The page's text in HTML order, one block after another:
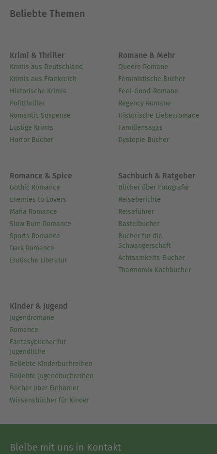
Beliebte Themen
Krimi & Thriller
Krimis aus Deutschland
Krimis aus Frankreich
Historische Krimis
Politthriller
Romantic Suspense
Lustige Krimis
Horror Bücher
Romane & Mehr
Queere Romane
Feministische Bücher
Feel-Good-Romane
Regency Romane
Historische Liebesromane
Familiensagas
Dystopie Bücher
Romance & Spice
Gothic Romance
Enemies to Lovers
Mafia Romance
Slow Burn Romance
Sports Romance
Dark Romance
Erotische Literatur
Sachbuch & Ratgeber
Bücher über Fotografie
Reiseberichte
Reiseführer
Bastelbücher
Bücher für die
Schwangerschaft
Achtsamkeits-Bücher
Thermomix Kochbücher
Kinder & Jugend
Jugendromane
Romance
Fantasybücher für
Jugendliche
Beliebte Kinderbuchreihen
Beliebte Jugendbuchreihen
Bücher über Einhörner
Wissensbücher für Kinder
Bleibe mit uns in Kontakt